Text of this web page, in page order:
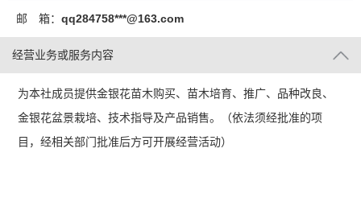
邮 箱： qq284758***@163.com
经营业务或服务内容
为本社成员提供金银花苗木购买、苗木培育、推广、品种改良、
金银花盆景栽培、技术指导及产品销售。（依法须经批准的项
目，经相关部门批准后方可开展经营活动）